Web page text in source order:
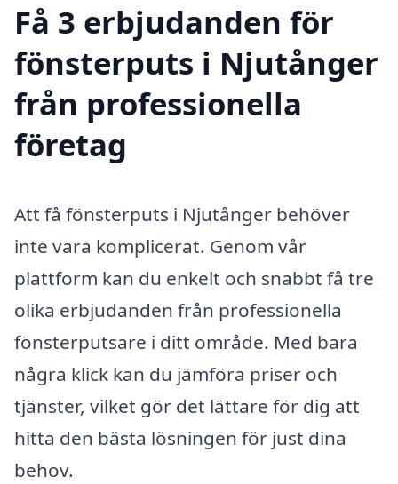
Få 3 erbjudanden för
fönsterputs i Njutånger
från professionella
företag
Att få fönsterputs i Njutånger behöver
inte vara komplicerat. Genom vår
plattform kan du enkelt och snabbt få tre
olika erbjudanden från professionella
fönsterputsare i ditt område. Med bara
några klick kan du jämföra priser och
tjänster, vilket gör det lättare för dig att
hitta den bästa lösningen för just dina
behov.